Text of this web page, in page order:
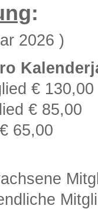
:
2026 )
€ 130,00
€ 85,00
65,00